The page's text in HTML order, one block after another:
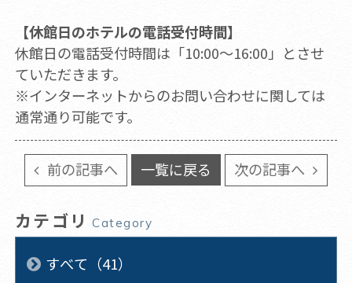
【休館日のホテルの電話受付時間】
休館日の電話受付時間は「10:00～16:00」とさせ
ていただきます。
※インターネットからのお問い合わせに関しては
通常通り可能です。
前の記事へ 一覧に戻る 次の記事へ
カテゴリ Category
すべて（41）